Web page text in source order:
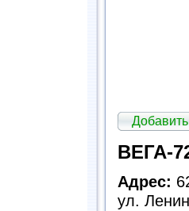
ВЕГА-
Адрес:
ул.